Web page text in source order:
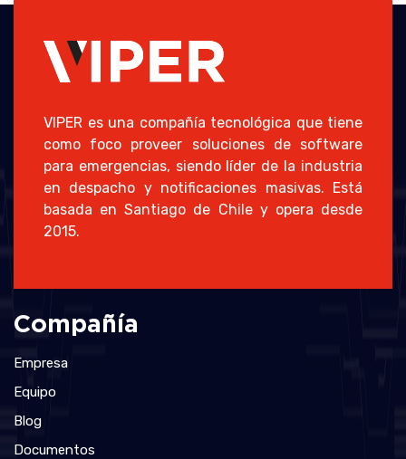
VIPER es una compañía tecnológica que tiene
como foco proveer soluciones de software
para emergencias, siendo líder de la industria
en despacho y notificaciones masivas. Está
basada en Santiago de Chile y opera desde
2015.
Compañía
Empresa
Equipo
Blog
Documentos